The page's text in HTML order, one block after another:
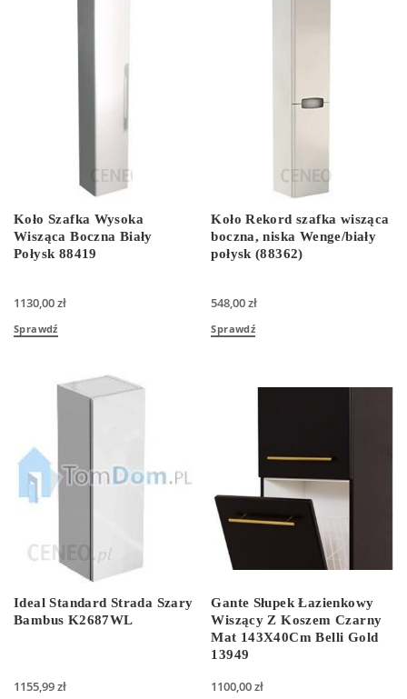
Koło Szafka Wysoka
Wisząca Boczna Biały
Połysk 88419
1130,00zł
Sprawdź
Koło Rekord szafka wisząca
boczna, niska Wenge/biały
połysk (88362)
548,00zł
Sprawdź
Ideal Standard Strada Szary
Bambus K2687WL
1155,99zł
Gante Słupek Łazienkowy
Wiszący Z Koszem Czarny
Mat 143X40Cm Belli Gold
13949
1100,00zł